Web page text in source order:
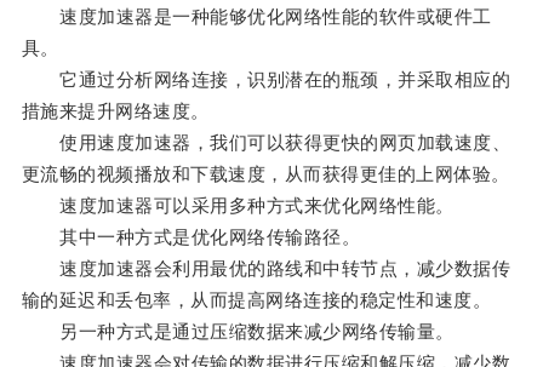
速度加速器是一种能够优化网络性能的软件或硬件工
具。
它通过分析网络连接，识别潜在的瓶颈，并采取相应的
措施来提升网络速度。
使用速度加速器，我们可以获得更快的网页加载速度、
更流畅的视频播放和下载速度，从而获得更佳的上网体验。
速度加速器可以采用多种方式来优化网络性能。
其中一种方式是优化网络传输路径。
速度加速器会利用最优的路线和中转节点，减少数据传
输的延迟和丢包率，从而提高网络连接的稳定性和速度。
另一种方式是通过压缩数据来减少网络传输量。